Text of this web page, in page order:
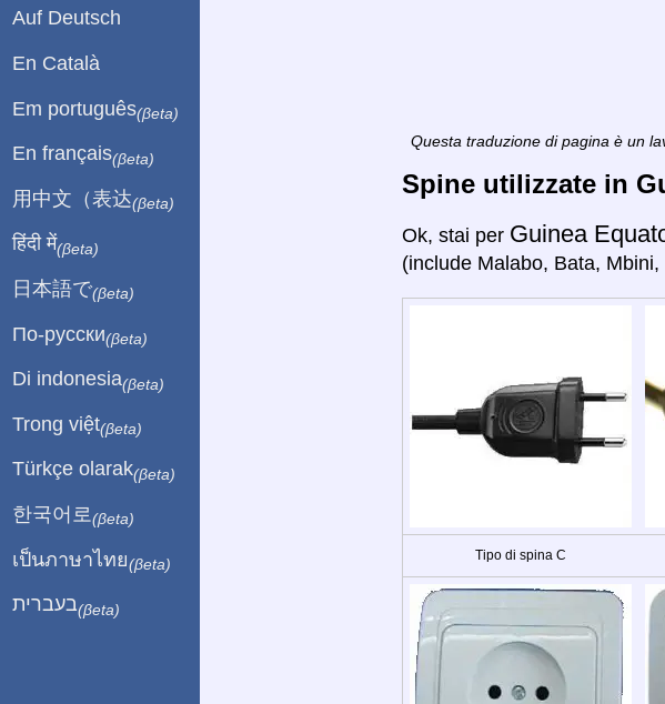
Questa traduzione di pagina è un
Spine utilizzate in
Ok, stai per Guinea
(include Malabo, Bata,
Tipo di spina C
Auf Deutsch
En Català
Em português(βeta)
En français(βeta)
用中文（表达(βeta)
हिंदी में(βeta)
日本語で(βeta)
По-русски(βeta)
Di indonesia(βeta)
Trong việt(βeta)
Türkçe olarak(βeta)
한국어로 (βeta)
เป็นภาษาไทย(βeta)
בעברית(βeta)